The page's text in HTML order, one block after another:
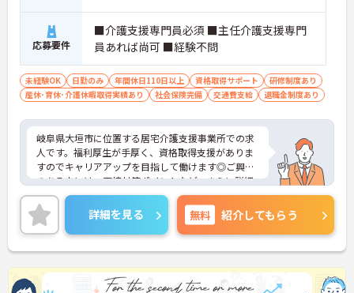
応募要件
■介護支援専門員必須 ■主任介護支援専門
員あれば尚可 ■経験不問
未経験OK 日勤のみ 年間休日110日以上 資格取得サポート
研修制度あり
産休･育休･介護休暇取得実績あり
社会保険完備 交通費支給 退職金制度あり
岐阜県大垣市に位置する居宅介護支援事業所での求
人です。福利厚生が手厚く、資格取得支援がありま
すのでキャリアアップを目指して働けます◎ご興味
のある方には、面接対策ポイントなど、さらに詳細
をご案内しますのでお気軽にご相談ください！
詳細を見る 無料 紹介してもらう